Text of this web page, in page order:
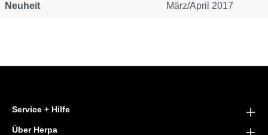
Neuheit März/April 2017
Service + Hilfe
Über Herpa